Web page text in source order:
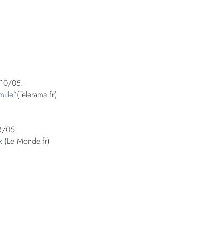
05.
(Telerama.fr)
05.
(Le Monde.fr)